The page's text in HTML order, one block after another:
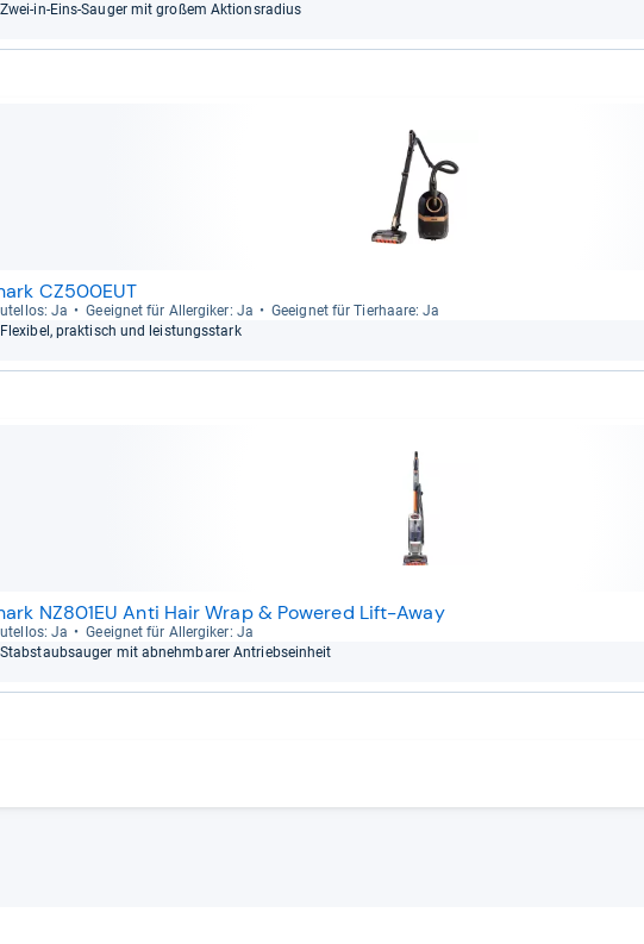
Zwei-​in-​Eins-​Sau­ger mit großem Akti­ons­ra­dius
CZ500EUT
Ja Geeig­net für All­er­gi­ker: Ja
Geeig­net für Tier­haare: Ja
Fle­xi­bel, prak­tisch und leis­tungs­stark
NZ801EU Anti Hair Wrap & Powered Lift-Away
Ja
Geeig­net für All­er­gi­ker: Ja
Stab­staub­sau­ger mit abnehm­ba­rer Antriebs­ein­heit